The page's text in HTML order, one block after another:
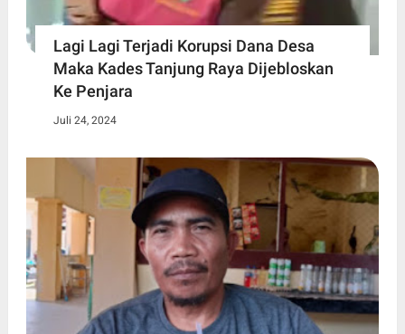
Lagi Lagi Terjadi Korupsi Dana Desa
Maka Kades Tanjung Raya Dijebloskan
Ke Penjara
Juli 24, 2024